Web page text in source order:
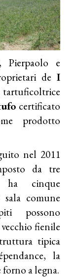
Pierpaolo e
de I
tartuficoltrice
certificato
prodotto
nel 2011
da tre
ha cinque
comune
possono
fienile
tipica
la
a legna.